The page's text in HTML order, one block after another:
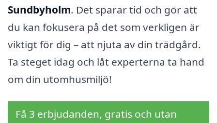
Sundbyholm. Det sparar tid och gör att
du kan fokusera på det som verkligen är
viktigt för dig – att njuta av din trädgård.
Ta steget idag och låt experterna ta hand
om din utomhusmiljö!
Få 3 erbjudanden, gratis och utan